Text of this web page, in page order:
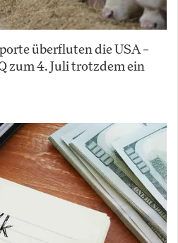
überfluten die USA –
zum 4. Juli trotzdem ein